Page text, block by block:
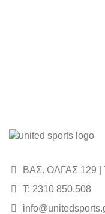
ΒΑΣ. ΟΛΓΑΣ 129 |
Τ: 2310 850.508